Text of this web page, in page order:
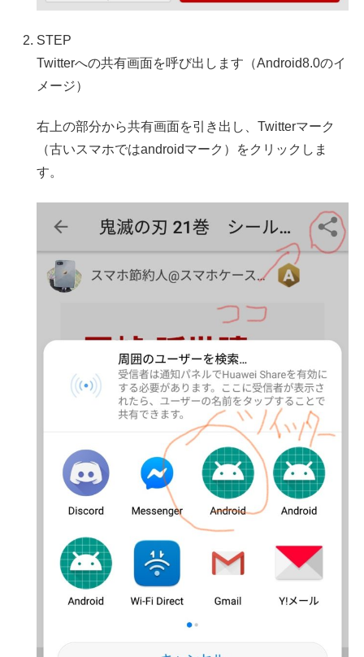
STEP
Twitterへの共有画面を呼び出します（Android8.0のイ
メージ）
右上の部分から共有画面を引き出し、Twitterマーク
（古いスマホではandroidマーク）をクリックしま
す。